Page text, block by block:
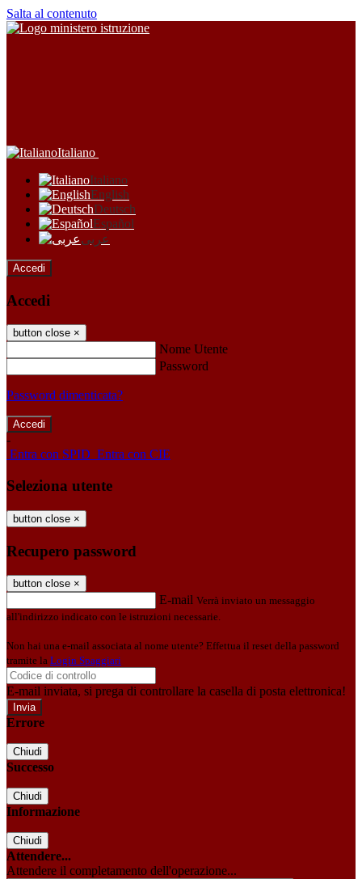
Salta al contenuto
Italiano
Italiano
English
Deutsch
Español
عربى
Accedi
Accedi
button close ×
Nome Utente
Password
Password dimenticata?
-
Entra con SPID Entra con CIE
Seleziona utente
button close ×
Recupero password
button close ×
E-mail Verrà inviato un messaggio
all'indirizzo indicato con le istruzioni necessarie.
Non hai una e-mail associata al nome utente? Effettua il reset della password
tramite la Login Spaggiari
E-mail inviata, si prega di controllare la casella di posta elettronica!
Errore
Chiudi
Successo
Chiudi
Informazione
Chiudi
Attendere...
Attendere il completamento dell'operazione...